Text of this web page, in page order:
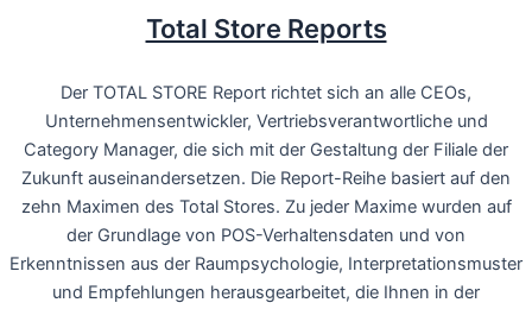
Total Store Reports
Der TOTAL STORE Report richtet sich an alle CEOs,
Unternehmensentwickler, Vertriebsverantwortliche und
Category Manager, die sich mit der Gestaltung der Filiale der
Zukunft auseinandersetzen. Die Report-Reihe basiert auf den
zehn Maximen des Total Stores. Zu jeder Maxime wurden auf
der Grundlage von POS-Verhaltensdaten und von
Erkenntnissen aus der Raumpsychologie, Interpretationsmuster
und Empfehlungen herausgearbeitet, die Ihnen in der